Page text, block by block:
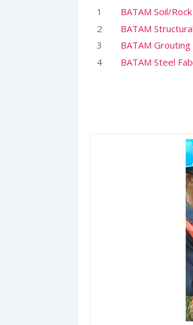
BATAM Soil/
BATAM
BATAM
BATAM Steel